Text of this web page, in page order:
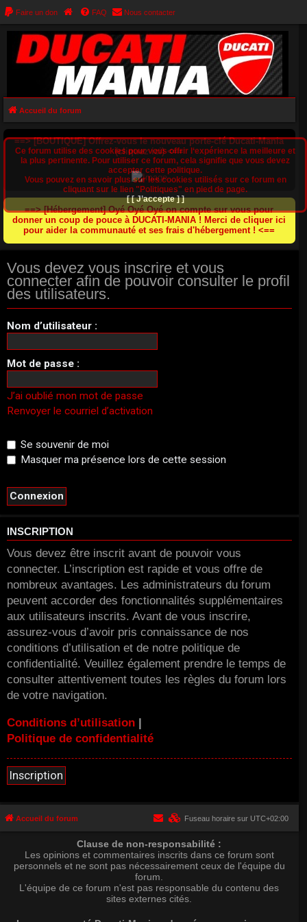
Faire un don FAQ Nous contacter
Accueil du forum
==> [BOUTIQUE] Offrez-vous le nouveau porte-clé Ducati-Mania
(cliquez ici) <==
==> [Hébergement] Oyé Oyé Oyé on compte sur vous pour
donner un coup de pouce à DUCATI-MANIA ! Merci de cliquer ici
pour aider la communauté et ses frais d'hébergement ! <==
Vous devez vous inscrire et vous
connecter afin de pouvoir consulter le profil
des utilisateurs.
Nom d’utilisateur :
Mot de passe :
J’ai oublié mon mot de passe
Renvoyer le courriel d’activation
Se souvenir de moi
Masquer ma présence lors de cette session
INSCRIPTION
Vous devez être inscrit avant de pouvoir vous
connecter. L’inscription est rapide et vous offre de
nombreux avantages. Les administrateurs du forum
peuvent accorder des fonctionnalités supplémentaires
aux utilisateurs inscrits. Avant de vous inscrire,
assurez-vous d’avoir pris connaissance de nos
conditions d’utilisation et de notre politique de
confidentialité. Veuillez également prendre le temps de
consulter attentivement toutes les règles du forum lors
de votre navigation.
Conditions d’utilisation |
Politique de confidentialité
Inscription
Ce forum utilise des cookies pour vous offrir l‘expérience la meilleure et
la plus pertinente. Pour utiliser ce forum, cela signifie que vous devez
accepter cette politique.
Vous pouvez en savoir plus sur les cookies utilisés sur ce forum en
cliquant sur le lien "Politiques" en pied de page.
[ [ J’accepte ] ]
Accueil du forum Fuseau horaire sur UTC+02:00
Clause de non-responsabilité :
Les opinions et commentaires inscrits dans ce forum sont
personnels et ne sont pas nécessairement ceux de l'équipe du
forum.
L'équipe de ce forum n'est pas responsable du contenu des
sites externes cités.